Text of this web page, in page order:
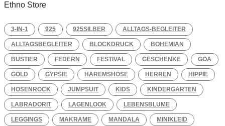
Ethno Store
3-IN-1 925 925SILBER ALLTAGS-BEGLEITER
ALLTAGSBEGLEITER BLOCKDRUCK BOHEMIAN
BUSTIER FEDERN FESTIVAL GESCHENKE GOA
GOLD GYPSIE HAREMSHOSE HERREN HIPPIE
HOSENROCK JUMPSUIT KIDS KINDERGARTEN
LABRADORIT LAGENLOOK LEBENSBLUME
LEGGINGS MAKRAME MANDALA MINIKLEID